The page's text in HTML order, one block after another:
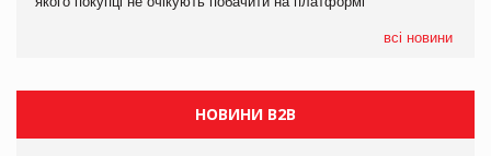
всі новини
НОВИНИ B2B